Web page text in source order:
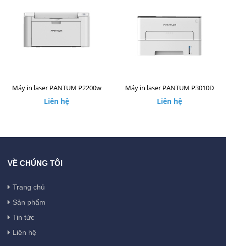
Máy in laser PANTUM P2200w
Liên hệ
Máy in laser PANTUM P3010D
Liên hệ
VỀ CHÚNG TÔI
Trang chủ
Sản phẩm
Tin tức
Liên hệ